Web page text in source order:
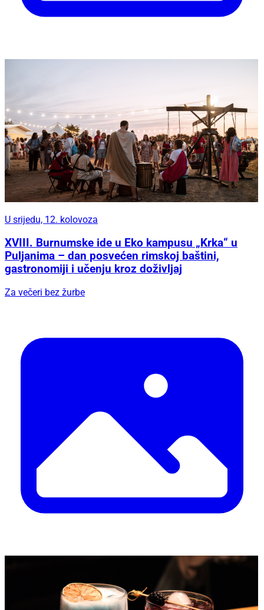
U srijedu, 12. kolovoza
XVIII. Burnumske ide u Eko kampusu „Krka“ u
Puljanima – dan posvećen rimskoj baštini,
gastronomiji i učenju kroz doživljaj
Za večeri bez žurbe